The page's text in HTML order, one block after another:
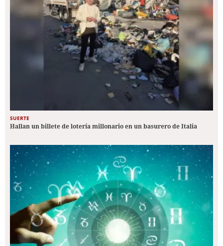
SUERTE
Hallan un billete de lotería millonario en un basurero de Italia